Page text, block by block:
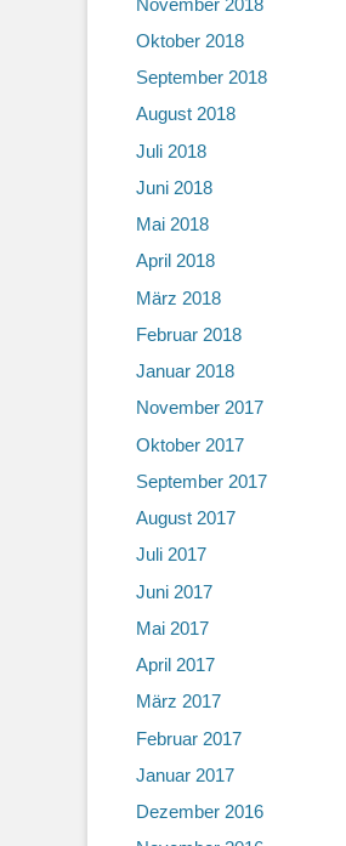
Oktober 2018
September 2018
August 2018
Juli 2018
Juni 2018
Mai 2018
April 2018
März 2018
Februar 2018
Januar 2018
November 2017
Oktober 2017
September 2017
August 2017
Juli 2017
Juni 2017
Mai 2017
April 2017
März 2017
Februar 2017
Januar 2017
Dezember 2016